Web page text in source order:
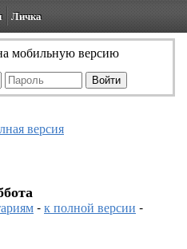
Личка
мобильную версию
версия
-к полной версии -